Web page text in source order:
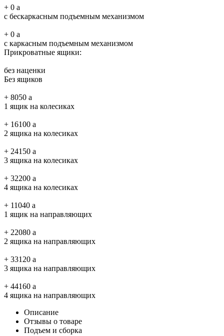
+ 0 a
с бескаркасным подъемным механизмом
+ 0 a
с каркасным подъемным механизмом
Прикроватные ящики:
без наценки
Без ящиков
+ 8050 a
1 ящик на колесиках
+ 16100 a
2 ящика на колесиках
+ 24150 a
3 ящика на колесиках
+ 32200 a
4 ящика на колесиках
+ 11040 a
1 ящик на направляющих
+ 22080 a
2 ящика на направляющих
+ 33120 a
3 ящика на направляющих
+ 44160 a
4 ящика на направляющих
Описание
Отзывы о товаре
Подъем и сборка